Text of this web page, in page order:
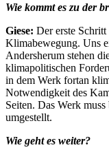
Wie kommt es zu der
Giese: Der erste
Klimabewegung. Uns
Andersherum stehen
klimapolitischen
in dem Werk fortan
Notwendigkeit des
Seiten. Das Werk
umgestellt.
Wie geht es weiter?